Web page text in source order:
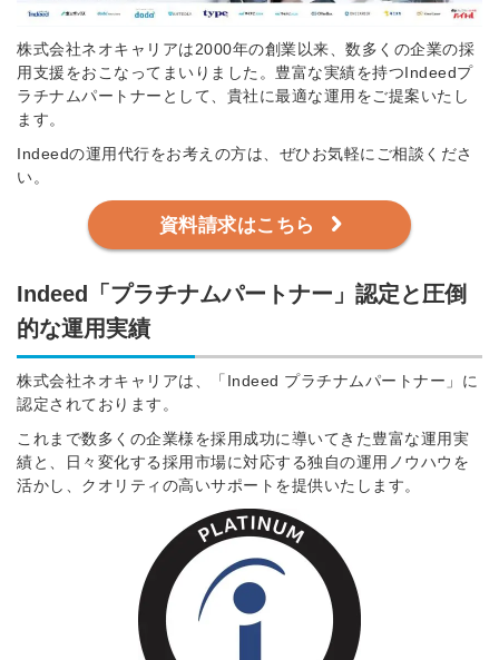
株式会社ネオキャリアは2000年の創業以来、数多くの企業の採
用支援をおこなってまいりました。豊富な実績を持つIndeedプ
ラチナムパートナーとして、貴社に最適な運用をご提案いたし
ます。
Indeedの運用代行をお考えの方は、ぜひお気軽にご相談くださ
い。
資料請求はこちら
Indeed「プラチナムパートナー」認定と圧倒
的な運用実績
株式会社ネオキャリアは、「Indeed プラチナムパートナー」に
認定されております。
これまで数多くの企業様を採用成功に導いてきた豊富な運用実
績と、日々変化する採用市場に対応する独自の運用ノウハウを
活かし、クオリティの高いサポートを提供いたします。